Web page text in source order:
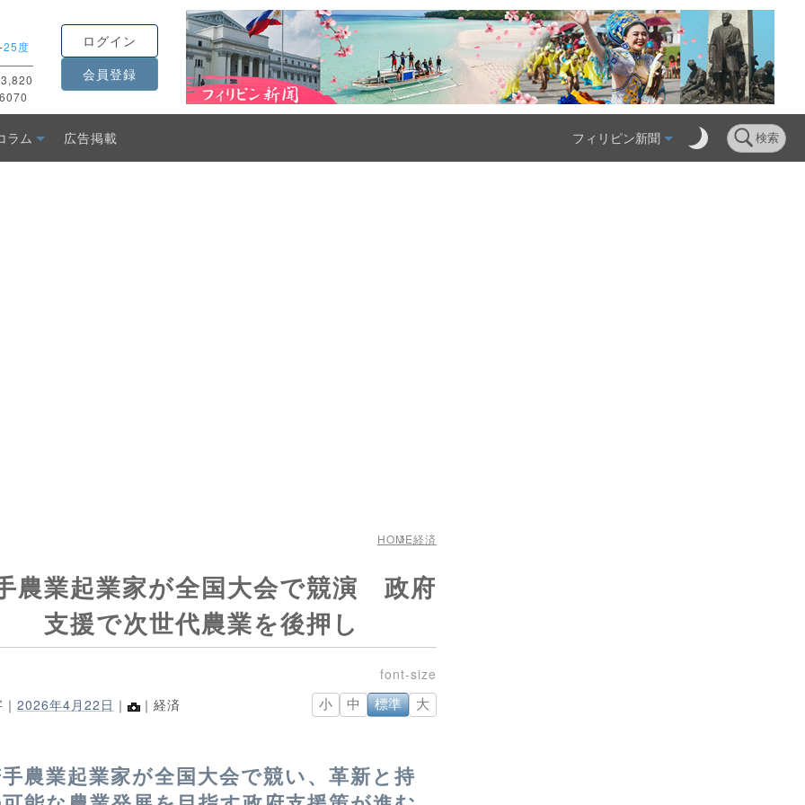
-25度
ログイン
会員登録
ラム 広告掲載 フィリピン新聞 検索
HOME経済
農業起業家が全国大会で競演 政府
支援で次世代農業を後押し
2026年4月22日 ｜ ｜経済 小 中 標準 大
農業起業家が全国大会で競い、革新と持